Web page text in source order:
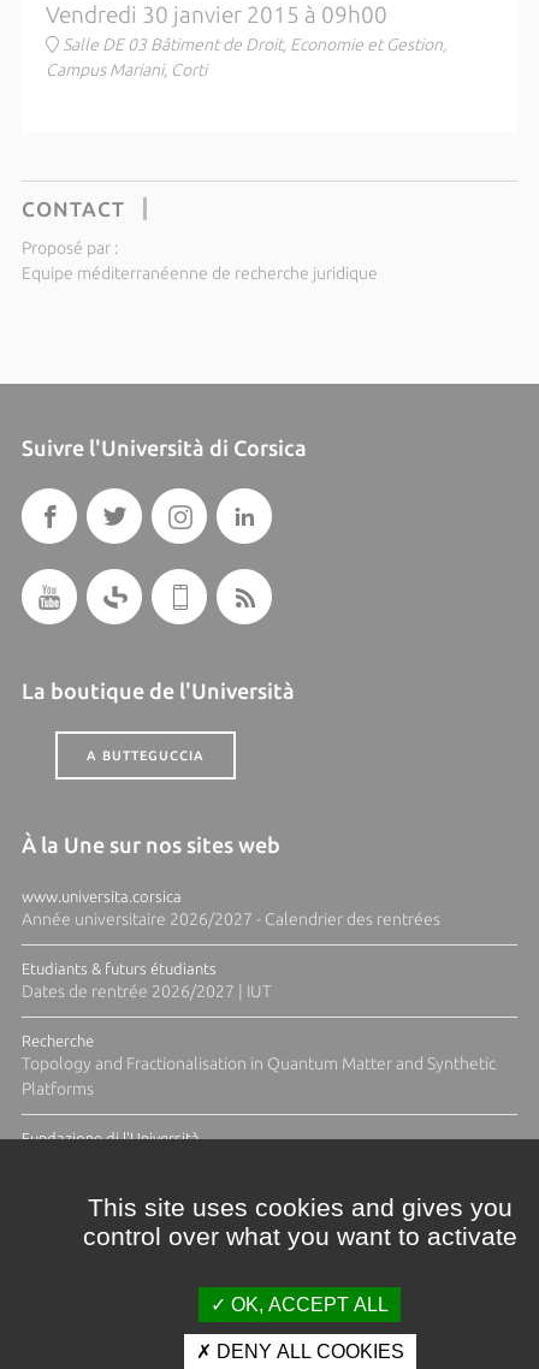
Vendredi 30 janvier 2015 à 09h00
Salle DE 03 Bâtiment de Droit, Economie et Gestion,
Campus Mariani, Corti
CONTACT
Proposé par :
Equipe méditerranéenne de recherche juridique
Suivre l'Università di Corsica
La boutique de l'Università
A BUTTEGUCCIA
À la Une sur nos sites web
www.universita.corsica
Année universitaire 2026/2027 - Calendrier des rentrées
Etudiants & futurs étudiants
Dates de rentrée 2026/2027 | IUT
Recherche
Topology and Fractionalisation in Quantum Matter and Synthetic
Platforms
Fundazione di l'Università
This site uses cookies and gives you
control over what you want to activate
OK, ACCEPT ALL
DENY ALL COOKIES